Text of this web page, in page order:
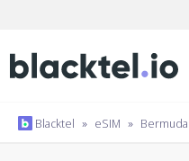
Blacktel » eSIM »